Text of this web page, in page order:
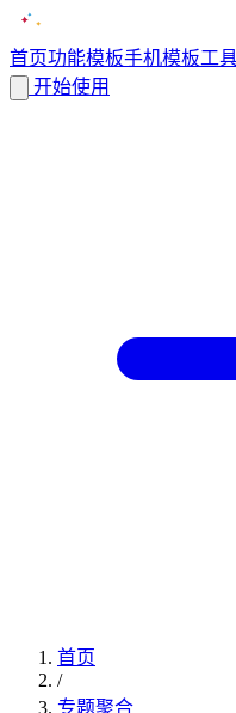
首页功能模板手机模板工
开始使用
首页
/
专题聚合